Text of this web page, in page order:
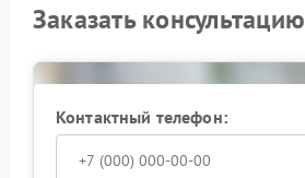
Заказать консультацию
Контактный телефон: